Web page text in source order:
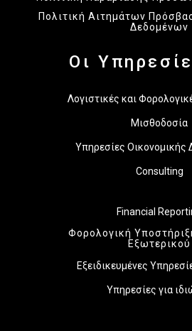
Πολιτική Αιτημάτων
Δεδομένων
Οι
Λογιστικές και
Μισθοδοσία
Υπηρεσίες Οικονομικής
Consulting
Financial
Φορολογική
Εξωτερικού
Εξειδικευμένες
Υπηρεσίες για